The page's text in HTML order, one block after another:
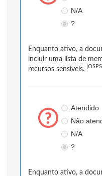
N/A
?
Enquanto ativo, a
incluir uma lista de
recursos sensíveis.
Atendido
Não
N/A
?
Enquanto ativo, a